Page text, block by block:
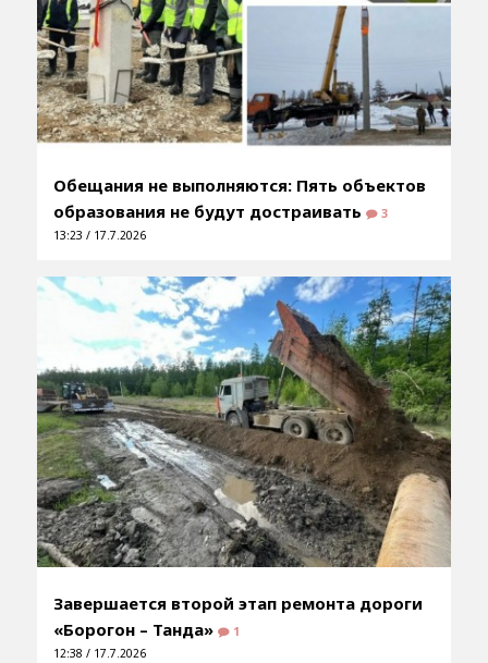
Обещания не выполняются: Пять объектов
образования не будут достраивать
3
13:23 / 17.7.2026
Завершается второй этап ремонта дороги
«Борогон – Танда»
1
12:38 / 17.7.2026